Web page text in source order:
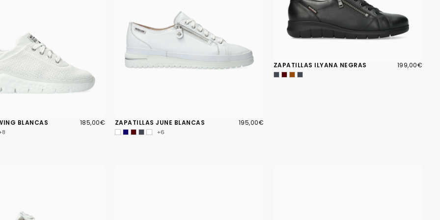
BLANCAS 185,00€
PRECIO
185,00€ ZAPATILLAS JUNE BLANCAS 195,00€
PRECIO
195,00€
+6
ZAPATILLAS ILYANA NEGRAS 199,00€
PRECIO
199,00€